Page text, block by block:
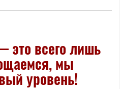
это всего лишь
мы
уровень!